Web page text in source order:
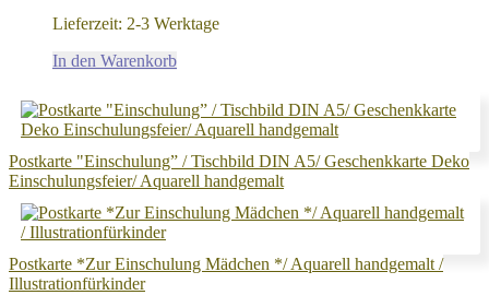
Lieferzeit: 2-3 Werktage
In den Warenkorb
Postkarte "Einschulung” / Tischbild DIN A5/ Geschenkkarte Deko
Einschulungsfeier/ Aquarell handgemalt
Postkarte *Zur Einschulung Mädchen */ Aquarell handgemalt /
Illustrationfürkinder